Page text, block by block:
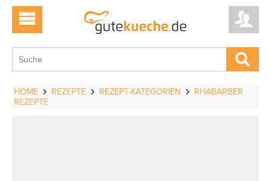
HOME REZEPTE REZEPT-KATEGORIEN
RHABARBER
REZEPTE